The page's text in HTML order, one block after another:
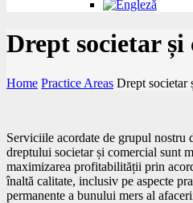
Drept societar și
Home Practice Areas Drept societar
Serviciile acordate de grupul nostru
dreptului societar și comercial sunt
maximizarea profitabilității prin
înaltă calitate, inclusiv pe aspecte
permanente a bunului mers al